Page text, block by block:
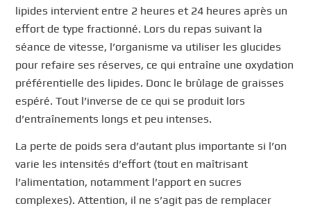
lipides intervient entre 2 heures et 24 heures après un
effort de type fractionné. Lors du repas suivant la
séance de vitesse, l’organisme va utiliser les glucides
pour refaire ses réserves, ce qui entraîne une oxydation
préférentielle des lipides. Donc le brûlage de graisses
espéré. Tout l’inverse de ce qui se produit lors
d’entraînements longs et peu intenses.
La perte de poids sera d’autant plus importante si l’on
varie les intensités d’effort (tout en maîtrisant
l’alimentation, notamment l’apport en sucres
complexes). Attention, il ne s’agit pas de remplacer